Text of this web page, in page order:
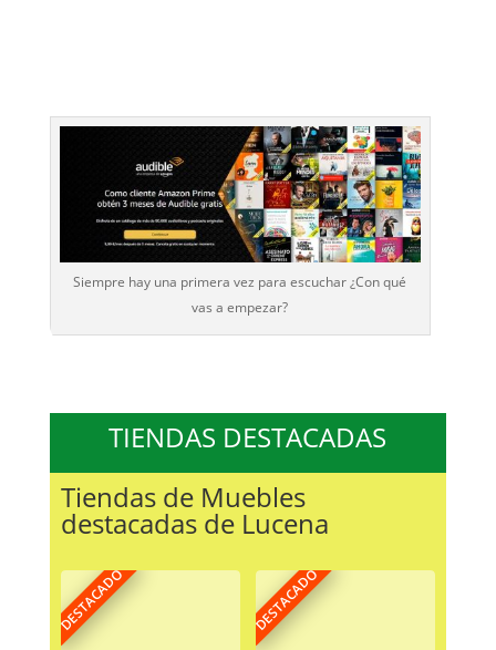
Siempre hay una primera vez para escuchar ¿Con qué
vas a empezar?
TIENDAS DESTACADAS
Tiendas de Muebles
destacadas de Lucena
DESTACADO DESTACADO